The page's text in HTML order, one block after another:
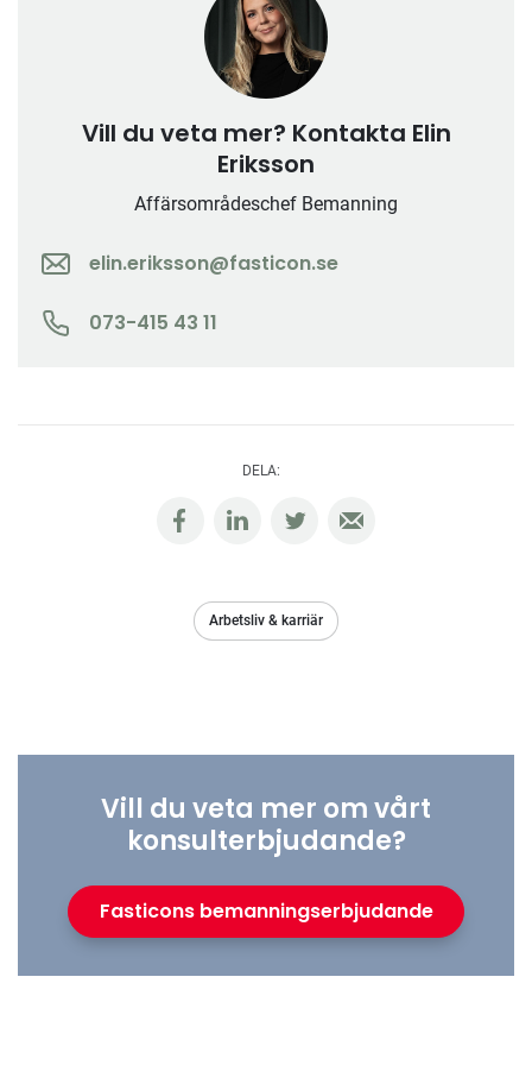
Vill du veta mer? Kontakta Elin
Eriksson
Affärsområdeschef Bemanning
elin.eriksson@fasticon.se
073-415 43 11
DELA:
Arbetsliv & karriär
Vill du veta mer om vårt
konsulterbjudande?
Fasticons bemanningserbjudande